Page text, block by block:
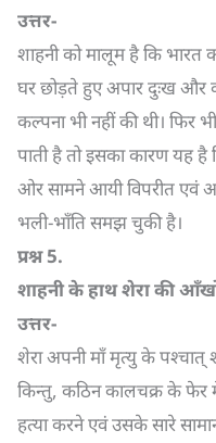
उत्तर-
शाहनी को मालूम है कि भारत
घर छोड़ते हुए अपार दुःख और
कल्पना भी नहीं की थी। फिर
पाती है तो इसका कारण यह
ओर सामने आयी विपरीत एवं
भली-भाँति समझ चुकी है।
प्रश्न5.
शाहनी के हाथ शेरा की
उत्तर-
शेरा अपनी माँ मृत्यु के पश्चात्
किन्तु, कठिन कालचक्र के
हत्या करने एवं उसके सारे